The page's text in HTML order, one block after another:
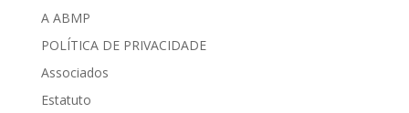
A ABMP
POLÍTICA DE PRIVACIDADE
Associados
Estatuto